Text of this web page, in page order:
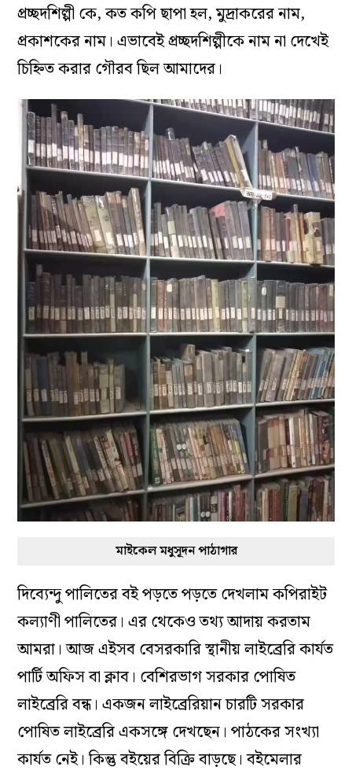
প্রচ্ছদশিল্পী কে, কত কপি ছাপা হল, মুদ্রাকরের নাম,
প্রকাশকের নাম। এভাবেই প্রচ্ছদশিল্পীকে নাম না দেখেই
চিহ্নিত করার গৌরব ছিল আমাদের।
মাইকেল মধুসূদন পাঠাগার
দিব্যেন্দু পালিতের বই পড়তে পড়তে দেখলাম কপিরাইট
কল্যাণী পালিতের। এর থেকেও তথ্য আদায় করতাম
আমরা। আজ এইসব বেসরকারি স্থানীয় লাইব্রেরি কার্যত
পার্টি অফিস বা ক্লাব। বেশিরভাগ সরকার পোষিত
লাইব্রেরি বন্ধ। একজন লাইব্রেরিয়ান চারটি সরকার
পোষিত লাইব্রেরি একসঙ্গে দেখছেন। পাঠকের সংখ্যা
কার্যত নেই। কিন্তু বইয়ের বিক্রি বাড়ছে। বইমেলার